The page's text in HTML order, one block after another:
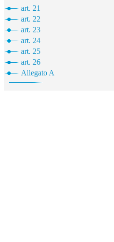
art. 21
art. 22
art. 23
art. 24
art. 25
art. 26
Allegato A